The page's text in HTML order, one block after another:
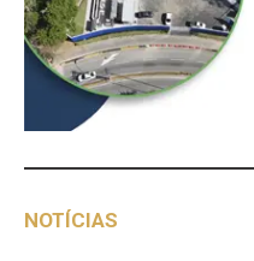
NOTÍCIAS